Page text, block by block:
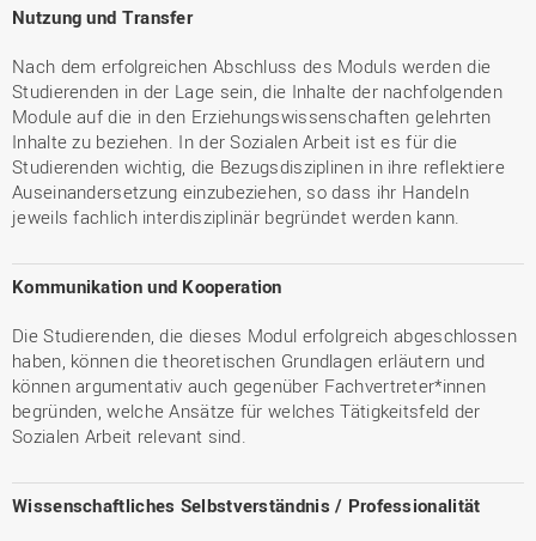
Nutzung und Transfer
Nach dem erfolgreichen Abschluss des Moduls werden die
Studierenden in der Lage sein, die Inhalte der nachfolgenden
Module auf die in den Erziehungswissenschaften gelehrten
Inhalte zu beziehen. In der Sozialen Arbeit ist es für die
Studierenden wichtig, die Bezugsdisziplinen in ihre reflektiere
Auseinandersetzung einzubeziehen, so dass ihr Handeln
jeweils fachlich interdisziplinär begründet werden kann.
Kommunikation und Kooperation
Die Studierenden, die dieses Modul erfolgreich abgeschlossen
haben, können die theoretischen Grundlagen erläutern und
können argumentativ auch gegenüber Fachvertreter*innen
begründen, welche Ansätze für welches Tätigkeitsfeld der
Sozialen Arbeit relevant sind.
Wissenschaftliches Selbstverständnis / Professionalität